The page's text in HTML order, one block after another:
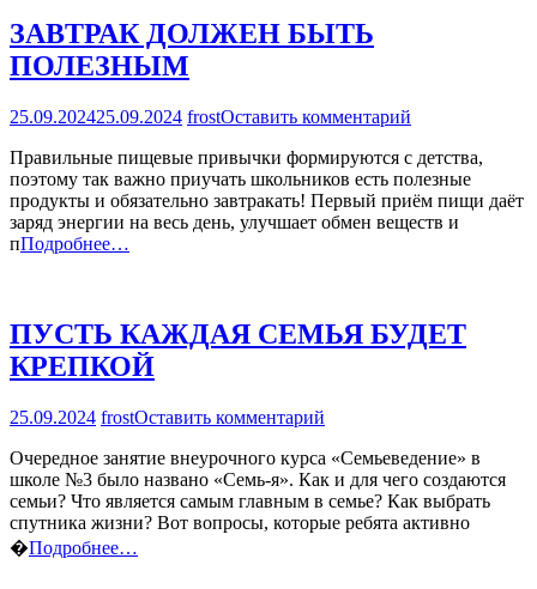
ЗАВТРАК ДОЛЖЕН БЫТЬ
ПОЛЕЗНЫМ
25.09.202425.09.2024 frostОставить комментарий
ДОЛЖЕН
БЫТЬ
ПОЛЕЗНЫМ
Правильные пищевые привычки формируются с детства,
поэтому так важно приучать школьников есть полезные
продукты и обязательно завтракать! Первый приём пищи даёт
заряд энергии на весь день, улучшает обмен веществ и
пПодробнее…
ПУСТЬ КАЖДАЯ СЕМЬЯ БУДЕТ
КРЕПКОЙ
25.09.2024 frostОставить комментарий
КАЖДАЯ
СЕМЬЯ
БУДЕТ
КРЕПКОЙ
Очередное занятие внеурочного курса «Семьеведение» в
школе №3 было названо «Семь-я». Как и для чего создаются
семьи? Что является самым главным в семье? Как выбрать
спутника жизни? Вот вопросы, которые ребята активно
�Подробнее…